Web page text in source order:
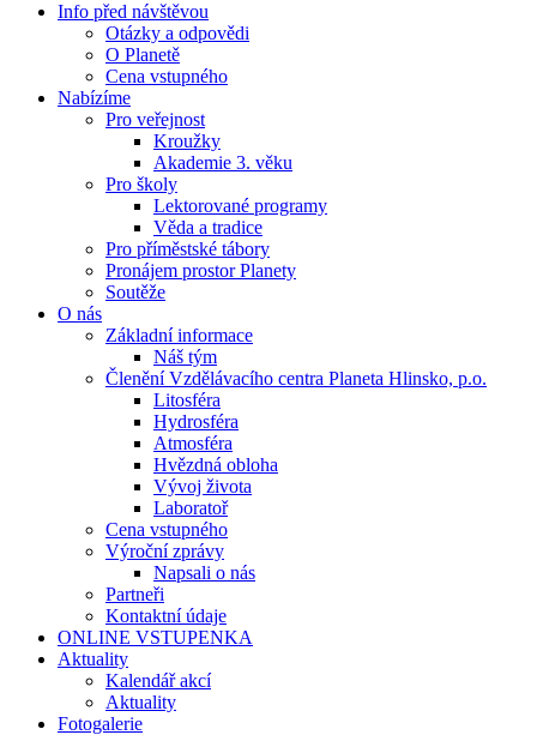
Info před návštěvou
Otázky a odpovědi
O Planetě
Cena vstupného
Nabízíme
Pro veřejnost
Kroužky
Akademie 3. věku
Pro školy
Lektorované programy
Věda a tradice
Pro příměstské tábory
Pronájem prostor Planety
Soutěže
O nás
Základní informace
Náš tým
Členění Vzdělávacího centra Planeta Hlinsko, p.o.
Litosféra
Hydrosféra
Atmosféra
Hvězdná obloha
Vývoj života
Laboratoř
Cena vstupného
Výroční zprávy
Napsali o nás
Partneři
Kontaktní údaje
ONLINE VSTUPENKA
Aktuality
Kalendář akcí
Aktuality
Fotogalerie